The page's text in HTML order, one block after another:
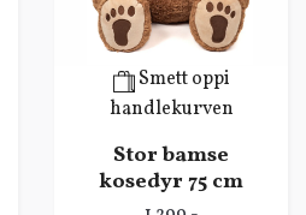
Smett oppi
handlekurven
Stor bamse
kosedyr 75 cm